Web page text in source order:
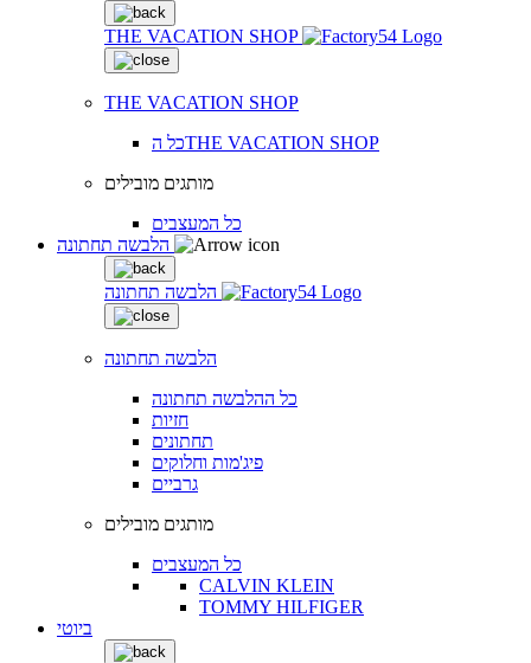
THE VACATION SHOP
THE VACATION SHOP
כל הTHE VACATION SHOP
מותגים מובילים
כל המעצבים
הלבשה תחתונה
הלבשה תחתונה
כל ההלבשה תחתונה
חזיות
תחתונים
פיג'מות וחלוקים
גרביים
מותגים מובילים
כל המעצבים
CALVIN KLEIN
TOMMY HILFIGER
ביוטי